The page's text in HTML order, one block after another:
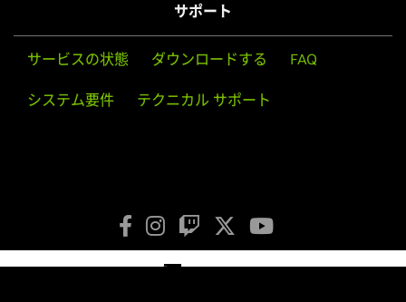
サポート
サービスの状態 ダウンロードする FAQ
システム要件 テクニカル サポート